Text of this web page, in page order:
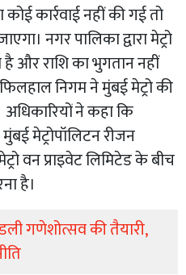
कोई कार्रवाई नहीं की गई तो
नगर पालिका द्वारा मेट्रो
और राशि का भुगतान नहीं
निगम ने मुंबई मेट्रो की
ने कहा कि
मेट्रोपॉलिटन रीजन
वन प्राइवेट लिमिटेड के बीच
है।
गणेशोत्सव की तैयारी,